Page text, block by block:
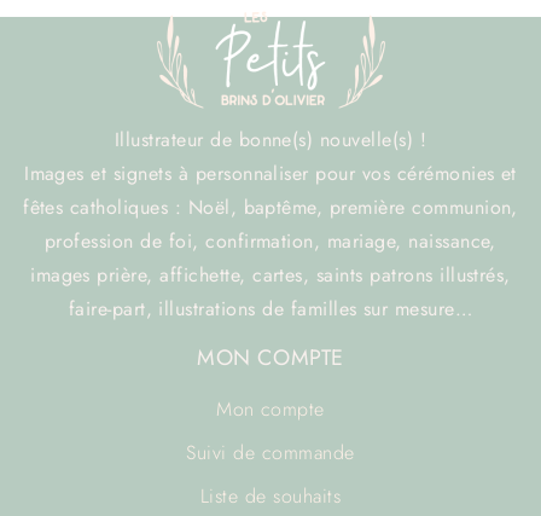
Illustrateur de bonne(s) nouvelle(s) !
Images et signets à personnaliser pour vos cérémonies et
fêtes catholiques : Noël, baptême, première communion,
profession de foi, confirmation, mariage, naissance,
images prière, affichette, cartes, saints patrons illustrés,
faire-part, illustrations de familles sur mesure…
MON COMPTE
Mon compte
Suivi de commande
Liste de souhaits